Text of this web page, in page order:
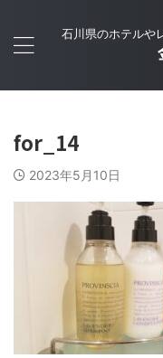
石川県のホテルや
for_14
2023年5月10日